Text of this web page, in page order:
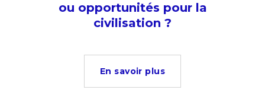
ou opportunités pour la
civilisation ?
En savoir plus